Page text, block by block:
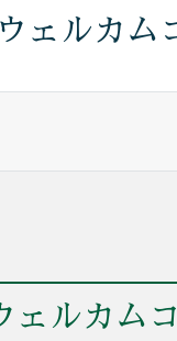
ェルカム
ルカム